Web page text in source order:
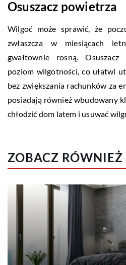
Osuszacz powietrza
Wilgoć może sprawić, że
zwłaszcza w miesiącach
gwałtownie rosną.
poziom wilgotności, co ułatwi
bez zwiększania rachunków za
posiadają również wbudowany
chłodzić dom latem i usuwać
ZOBACZ RÓWNIEŻ